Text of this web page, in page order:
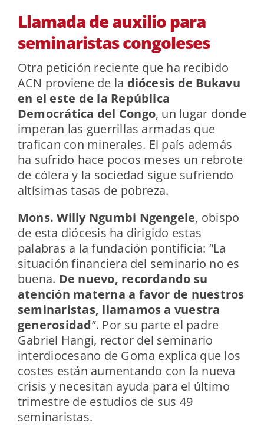
Llamada de auxilio para
seminaristas congoleses
Otra petición reciente que ha recibido
ACN proviene de la diócesis de Bukavu
en el este de la República
Democrática del Congo, un lugar donde
imperan las guerrillas armadas que
trafican con minerales. El país además
ha sufrido hace pocos meses un rebrote
de cólera y la sociedad sigue sufriendo
altísimas tasas de pobreza.
Mons. Willy Ngumbi Ngengele, obispo
de esta diócesis ha dirigido estas
palabras a la fundación pontificia: “La
situación financiera del seminario no es
buena. De nuevo, recordando su
atención materna a favor de nuestros
seminaristas, llamamos a vuestra
generosidad”. Por su parte el padre
Gabriel Hangi, rector del seminario
interdiocesano de Goma explica que los
costes están aumentando con la nueva
crisis y necesitan ayuda para el último
trimestre de estudios de sus 49
seminaristas.